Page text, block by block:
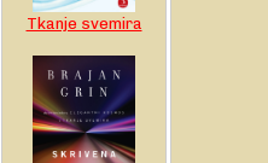
Tkanje svemira